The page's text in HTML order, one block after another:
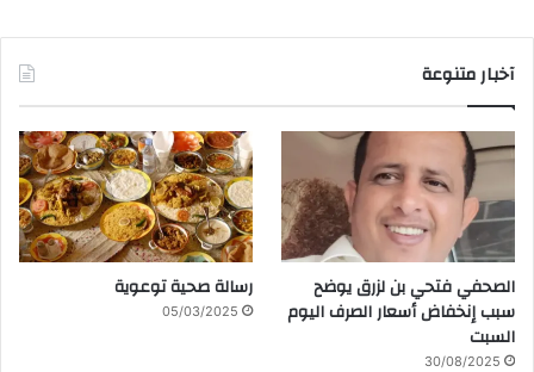
آخبار متنوعة
الصحفي فتحي بن لزرق يوضح
سبب إنخفاض أسعار الصرف اليوم
السبت
30/08/2025
رسالة صحية توعوية
05/03/2025